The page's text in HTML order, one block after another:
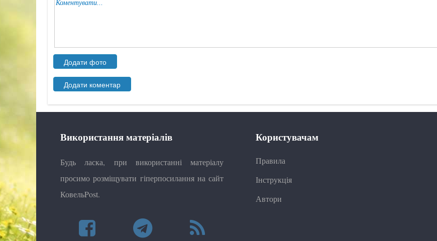
Використання матеріалів
Будь ласка, при використанні матеріалу
просимо розміщувати гіперпосилання на сайт
КовельPost.
Користувачам
Правила
Інструкція
Автори